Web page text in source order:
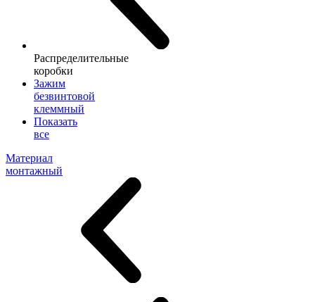
Распределительные
коробки
Зажим
безвинтовой
клеммный
Показать
все
Материал
монтажный